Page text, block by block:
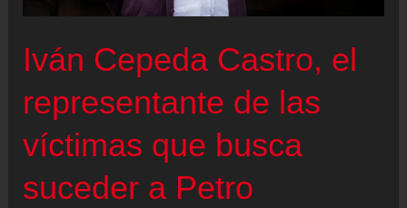
chilenos
el
exterior
Iván Cepeda Castro, el
representante de las
víctimas que busca
suceder a Petro